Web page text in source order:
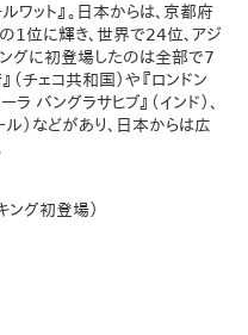
ワット』。日本からは、京都府
1位に輝き、世界で24位、アジ
ングに初登場したのは全部で7
チェコ共和国）や『ロンドン
ラ バングラサヒブ』（インド）、
ル）などがあり、日本からは広
ング初登場）